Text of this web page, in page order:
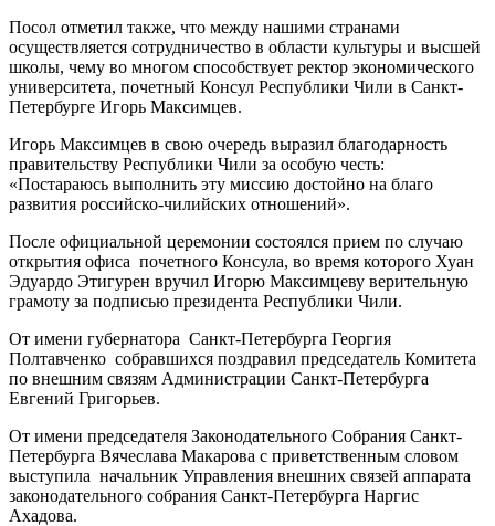
Посол отметил также, что между нашими странами
осуществляется сотрудничество в области культуры и высшей
школы, чему во многом способствует ректор экономического
университета, почетный Консул Республики Чили в Санкт-
Петербурге Игорь Максимцев.
Игорь Максимцев в свою очередь выразил благодарность
правительству Республики Чили за особую честь:
«Постараюсь выполнить эту миссию достойно на благо
развития российско-чилийских отношений».
После официальной церемонии состоялся прием по случаю
открытия офиса почетного Консула, во время которого Хуан
Эдуардо Этигурен вручил Игорю Максимцеву верительную
грамоту за подписью президента Республики Чили.
От имени губернатора Санкт-Петербурга Георгия
Полтавченко собравшихся поздравил председатель Комитета
по внешним связям Администрации Санкт-Петербурга
Евгений Григорьев.
От имени председателя Законодательного Собрания Санкт-
Петербурга Вячеслава Макарова с приветственным словом
выступила начальник Управления внешних связей аппарата
законодательного собрания Санкт-Петербурга Наргис
Ахадова.